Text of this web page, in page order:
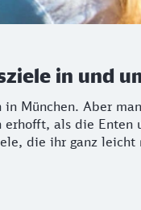
in und
München. Aber
als die Enten
die ihr ganz leicht